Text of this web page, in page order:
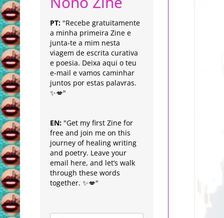
PT: "Recebe gratuitamente
a minha primeira Zine e
junta-te a mim nesta
viagem de escrita curativa
e poesia. Deixa aqui o teu
e-mail e vamos caminhar
juntos por estas palavras.
✨💋"
EN: "Get my first Zine for
free and join me on this
journey of healing writing
and poetry. Leave your
email here, and let’s walk
through these words
together. ✨💋"